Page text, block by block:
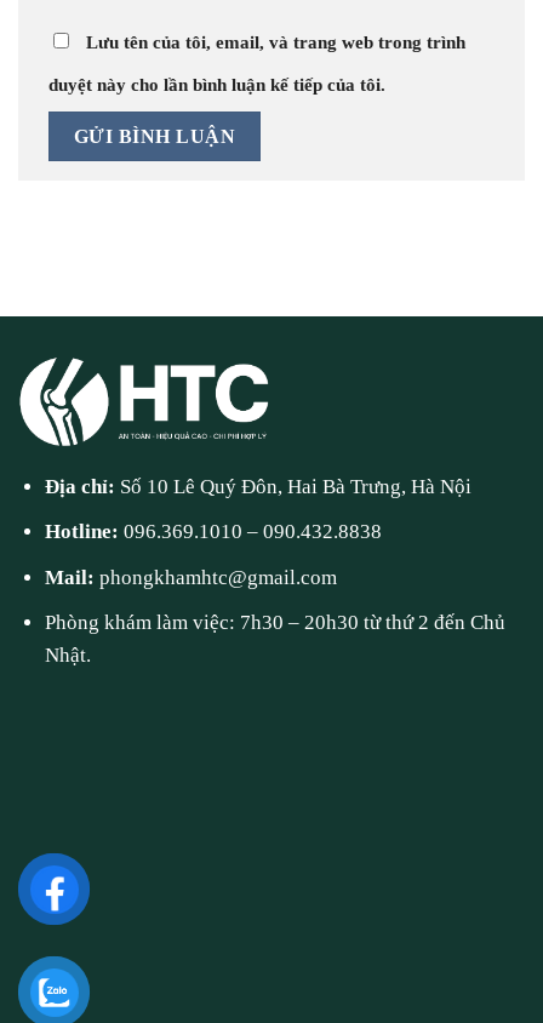
Lưu tên của tôi, email, và trang web trong trình
duyệt này cho lần bình luận kế tiếp của tôi.
Địa chỉ: Số 10 Lê Quý Đôn, Hai Bà Trưng, Hà Nội
Hotline:096.369.1010 –090.432.8838
Mail:phongkhamhtc@gmail.com
Phòng khám làm việc: 7h30 – 20h30 từ thứ 2 đến Chủ
Nhật.